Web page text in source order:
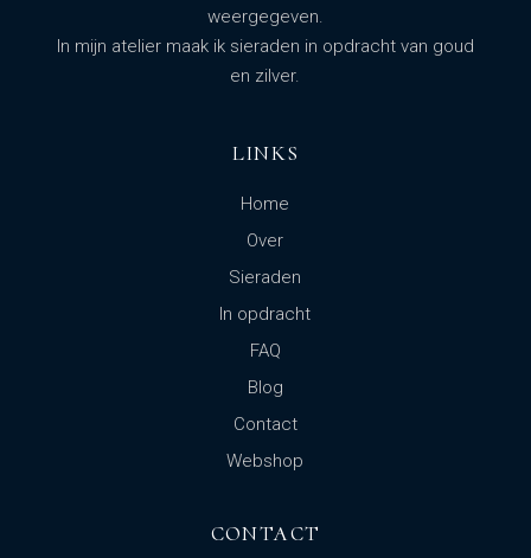
weergegeven.
In mijn atelier maak ik sieraden in opdracht van goud
en zilver.
LINKS
Home
Over
Sieraden
In opdracht
FAQ
Blog
Contact
Webshop
CONTACT